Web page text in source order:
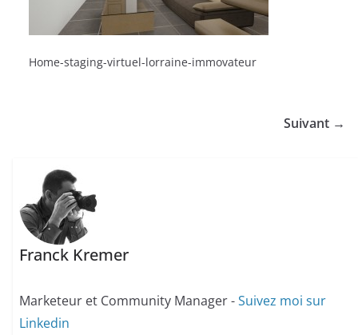
Home-staging-virtuel-lorraine-immovateur
Suivant →
Franck Kremer
Marketeur et Community Manager -Suivez moi sur
Linkedin